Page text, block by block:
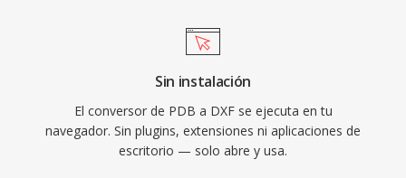
Sin instalación
El conversor de PDB a DXF se ejecuta en tu
navegador. Sin plugins, extensiones ni aplicaciones de
escritorio — solo abre y usa.